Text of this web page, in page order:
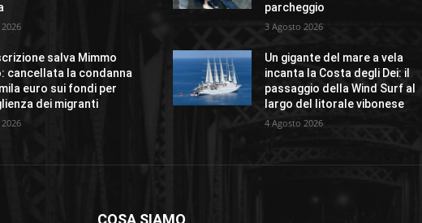
salva Mimmo
cancellata la condanna
euro sui fondi per
dei migranti
parcheggio
3 Agosto 2026
Un gigante del mare a vela
incanta la Costa degli Dei: il
passaggio della Wind Surf al
largo del litorale vibonese
4 Agosto 2026
COSA SIAMO